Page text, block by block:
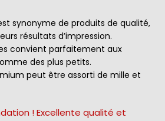
synonyme de produits de qualité,
résultats d’impression.
convient parfaitement aux
des plus petits.
peut être assorti de mille et
! Excellente qualité et